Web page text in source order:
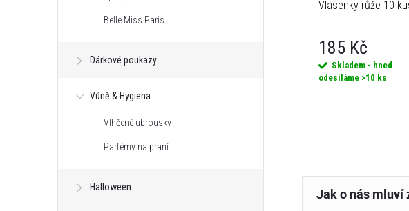
Belle Miss Paris
Dárkové poukazy
Vůně & Hygiena
Vlhčené ubrousky
Parfémy na praní
Halloween
Vlásenky růže 10
185 Kč
Skladem - hned
odesíláme >10 ks